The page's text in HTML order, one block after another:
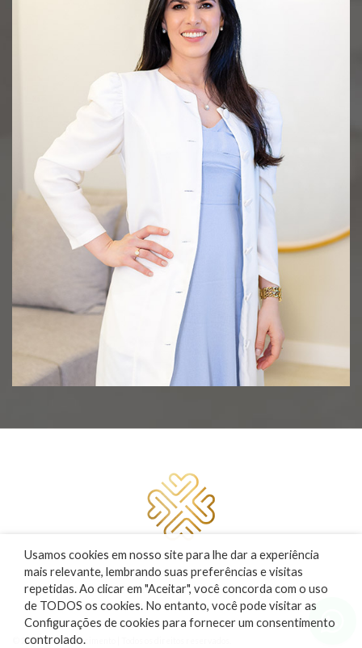
Usamos cookies em nosso site para lhe dar a experiência
mais relevante, lembrando suas preferências e visitas
repetidas. Ao clicar em "Aceitar", você concorda com o uso
de TODOS os cookies. No entanto, você pode visitar as
Configurações de cookies para fornecer um consentimento
controlado.
Responsável técnico
Dra. Liliane S. Nascimento
CRM 139.086
RQE 46.415
© 2022 Liliane Nascimento | Todos os direitos reservados.